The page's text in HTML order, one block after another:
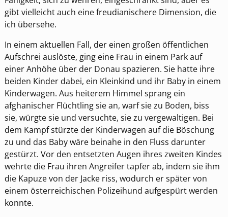
gibt vielleicht auch eine freudianischere Dimension, die
ich übersehe.
In einem aktuellen Fall, der einen großen öffentlichen
Aufschrei auslöste, ging eine Frau in einem Park auf
einer Anhöhe über der Donau spazieren. Sie hatte ihre
beiden Kinder dabei, ein Kleinkind und ihr Baby in einem
Kinderwagen. Aus heiterem Himmel sprang ein
afghanischer Flüchtling sie an, warf sie zu Boden, biss
sie, würgte sie und versuchte, sie zu vergewaltigen. Bei
dem Kampf stürzte der Kinderwagen auf die Böschung
zu und das Baby wäre beinahe in den Fluss darunter
gestürzt. Vor den entsetzten Augen ihres zweiten Kindes
wehrte die Frau ihren Angreifer tapfer ab, indem sie ihm
die Kapuze von der Jacke riss, wodurch er später von
einem österreichischen Polizeihund aufgespürt werden
konnte.